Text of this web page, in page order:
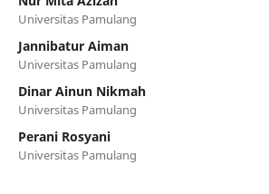
Universitas Pamulang
Jannibatur Aiman
Universitas Pamulang
Dinar Ainun Nikmah
Universitas Pamulang
Perani Rosyani
Universitas Pamulang